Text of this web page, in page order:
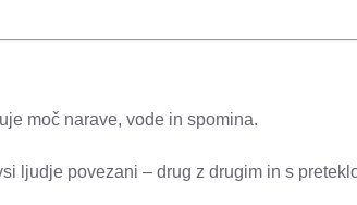
moč narave, vode in spomina.
ljudje povezani – drug z drugim in s